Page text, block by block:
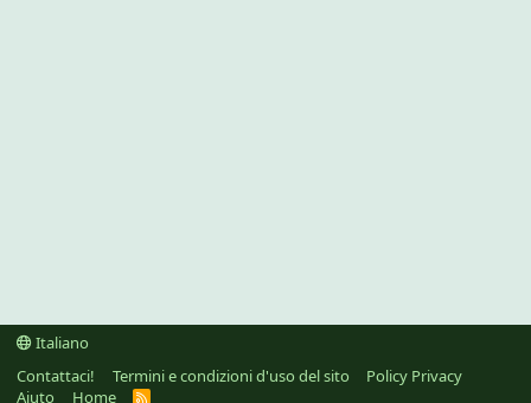
Italiano
Contattaci!
Termini e condizioni d'uso del sito
Policy Privacy
Aiuto
Home R